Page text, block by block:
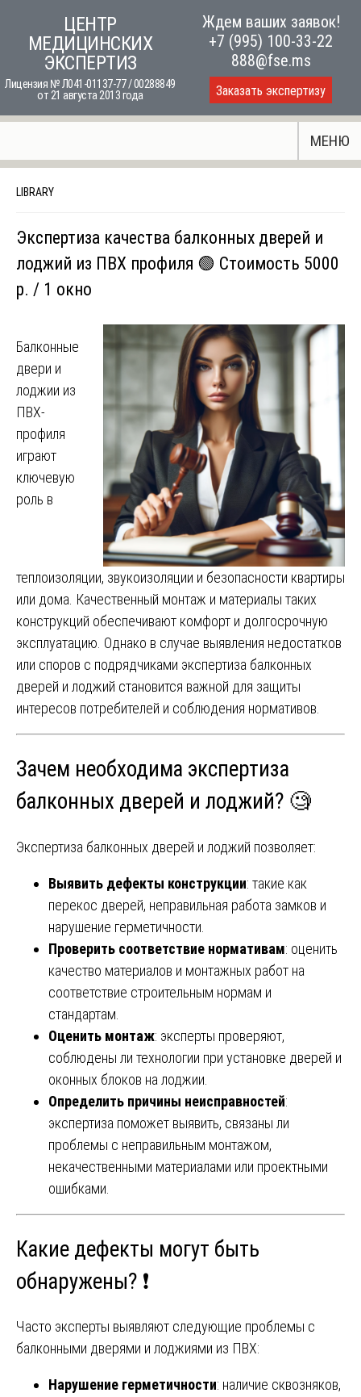
content
ЦЕНТР
МЕДИЦИНСКИХ
ЭКСПЕРТИЗ
Лицензия № Л041-01137-77 / 00288849
от 21 августа 2013 года
Ждем ваших заявок!
+7 (995) 100-33-22
888@fse.ms
Заказать экспертизу
МЕНЮ
LIBRARY
Экспертиза качества балконных дверей и
лоджий из ПВХ профиля 🟢 Стоимость 5000
р. / 1 окно
Балконные
двери и
лоджии из
ПВХ-
профиля
играют
ключевую
роль в
теплоизоляции, звукоизоляции и безопасности квартиры
или дома. Качественный монтаж и материалы таких
конструкций обеспечивают комфорт и долгосрочную
эксплуатацию. Однако в случае выявления недостатков
или споров с подрядчиками экспертиза балконных
дверей и лоджий становится важной для защиты
интересов потребителей и соблюдения нормативов.
Зачем необходима экспертиза
балконных дверей и лоджий? 🧐
Экспертиза балконных дверей и лоджий позволяет:
Выявить дефекты конструкции: такие как
перекос дверей, неправильная работа замков и
нарушение герметичности.
Проверить соответствие нормативам: оценить
качество материалов и монтажных работ на
соответствие строительным нормам и
стандартам.
Оценить монтаж: эксперты проверяют,
соблюдены ли технологии при установке дверей и
оконных блоков на лоджии.
Определить причины неисправностей:
экспертиза поможет выявить, связаны ли
проблемы с неправильным монтажом,
некачественными материалами или проектными
ошибками.
Какие дефекты могут быть
обнаружены? ❗
Часто эксперты выявляют следующие проблемы с
балконными дверями и лоджиями из ПВХ:
Нарушение герметичности: наличие сквозняков,